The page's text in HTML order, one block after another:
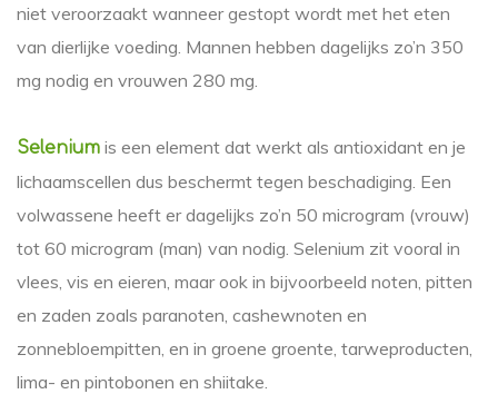
niet veroorzaakt wanneer gestopt wordt met het eten
van dierlijke voeding. Mannen hebben dagelijks zo’n 350
mg nodig en vrouwen 280 mg.
Selenium is een element dat werkt als antioxidant en je
lichaamscellen dus beschermt tegen beschadiging. Een
volwassene heeft er dagelijks zo’n 50 microgram (vrouw)
tot 60 microgram (man) van nodig. Selenium zit vooral in
vlees, vis en eieren, maar ook in bijvoorbeeld noten, pitten
en zaden zoals paranoten, cashewnoten en
zonnebloempitten, en in groene groente, tarweproducten,
lima- en pintobonen en shiitake.